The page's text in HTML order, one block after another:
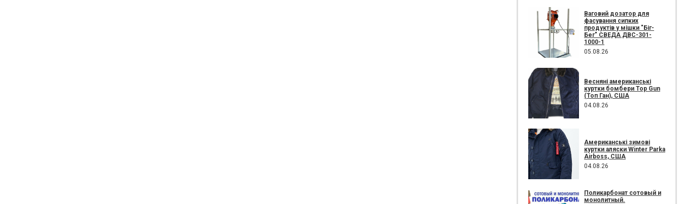
Ваговий дозатор для
фасування сипких
продуктів у мішки "Біг-
Бег" СВЕДА ДВС-301-
1000-1
05.08.26
Весняні американські
куртки бомбери Top Gun
(Топ Ган), США
04.08.26
Американські зимові
куртки аляски Winter Parka
Airboss, США
04.08.26
Поликарбонат сотовый и
монолитный.